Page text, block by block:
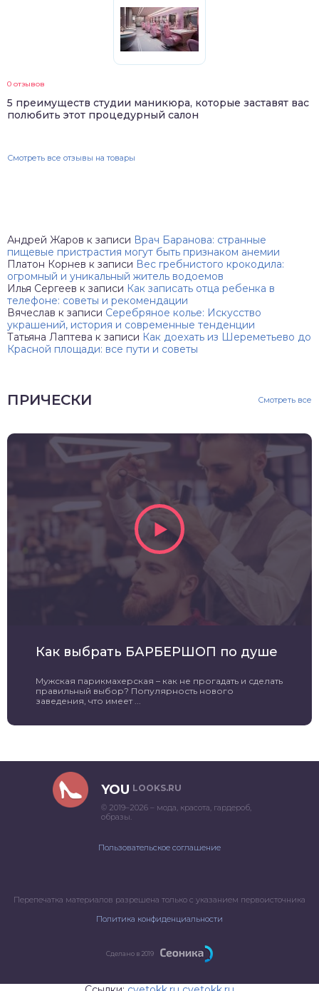
0 отзывов
5 преимуществ студии маникюра, которые заставят вас
полюбить этот процедурный салон
Смотреть все отзывы на товары
Андрей Жаров к записи Врач Баранова: странные
пищевые пристрастия могут быть признаком анемии
Платон Корнев к записи Вес гребнистого крокодила:
огромный и уникальный житель водоемов
Илья Сергеев к записи Как записать отца ребенка в
телефоне: советы и рекомендации
Вячеслав к записи Серебряное колье: Искусство
украшений, история и современные тенденции
Татьяна Лаптева к записи Как доехать из Шереметьево до
Красной площади: все пути и советы
ПРИЧЕСКИ Смотреть все
Как выбрать БАРБЕРШОП по душе
Мужская парикмахерская – как не прогадать и сделать
правильный выбор? Популярность нового
заведения, что имеет ...
YOU LOOKS.RU
© 2019–2026 – мода, красота, гардероб,
образы.
Пользовательское соглашение
Перепечатка материалов разрешена только с указанием первоисточника
Политика конфиденциальности
Сделано в 2019